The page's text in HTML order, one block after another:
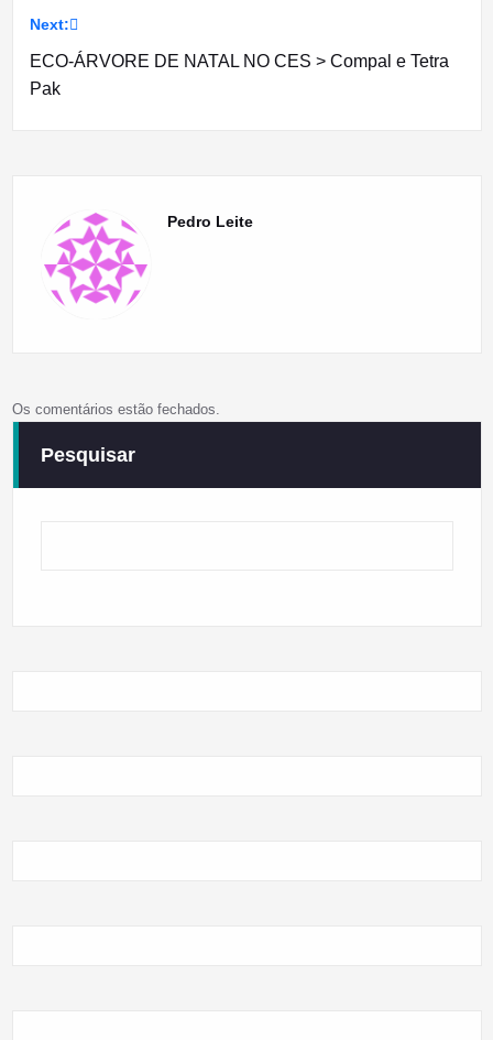
artigos
Next:
ECO-ÁRVORE DE NATAL NO CES > Compal e Tetra
Pak
Pedro Leite
Os comentários estão fechados.
Pesquisar